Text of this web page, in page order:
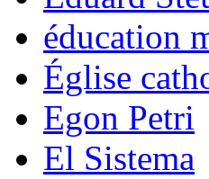
éducation
Église
Egon Petri
El Sistema